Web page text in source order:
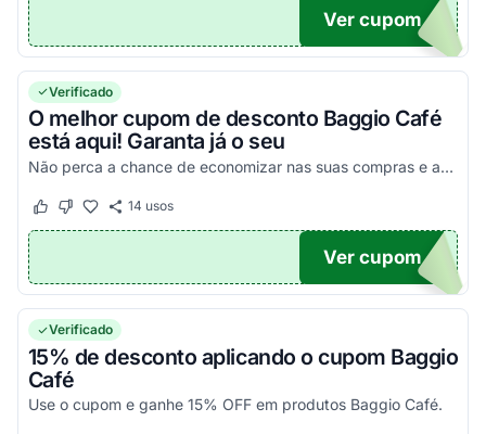
NINA
Ver cupom
Verificado
O melhor cupom de desconto Baggio Café
está aqui! Garanta já o seu
Não perca a chance de economizar nas suas compras e aproveite com vantagens incríveis!
Este cupom funcionou
Este cupom não funcionou
14 usos
TICO
Ver cupom
Verificado
15% de desconto aplicando o cupom Baggio
Café
Use o cupom e ganhe 15% OFF em produtos Baggio Café.